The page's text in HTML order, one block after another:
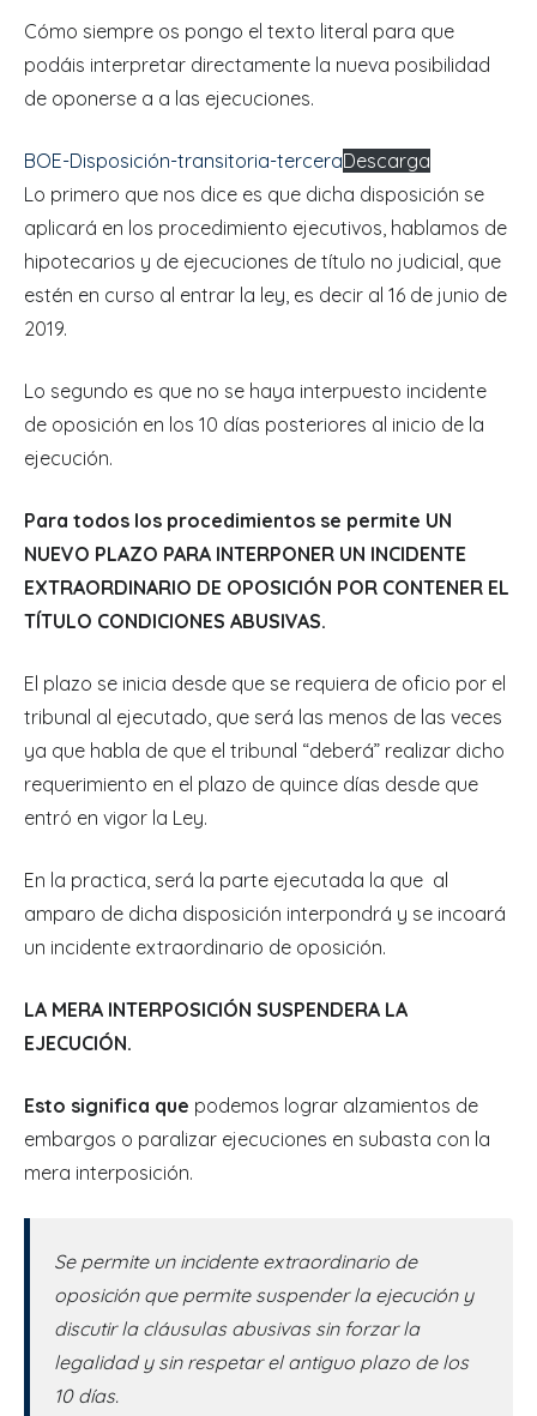
Cómo siempre os pongo el texto literal para que
podáis interpretar directamente la nueva posibilidad
de oponerse a a las ejecuciones.
BOE-Disposición-transitoria-terceraDescarga
Lo primero que nos dice es que dicha disposición se
aplicará en los procedimiento ejecutivos, hablamos de
hipotecarios y de ejecuciones de título no judicial, que
estén en curso al entrar la ley, es decir al 16 de junio de
2019.
Lo segundo es que no se haya interpuesto incidente
de oposición en los 10 días posteriores al inicio de la
ejecución.
Para todos los procedimientos se permite UN
NUEVO PLAZO PARA INTERPONER UN INCIDENTE
EXTRAORDINARIO DE OPOSICIÓN POR CONTENER EL
TÍTULO CONDICIONES ABUSIVAS.
El plazo se inicia desde que se requiera de oficio por el
tribunal al ejecutado, que será las menos de las veces
ya que habla de que el tribunal “deberá” realizar dicho
requerimiento en el plazo de quince días desde que
entró en vigor la Ley.
En la practica, será la parte ejecutada la que al
amparo de dicha disposición interpondrá y se incoará
un incidente extraordinario de oposición.
LA MERA INTERPOSICIÓN SUSPENDERA LA
EJECUCIÓN.
Esto significa que podemos lograr alzamientos de
embargos o paralizar ejecuciones en subasta con la
mera interposición.
Se permite un incidente extraordinario de
oposición que permite suspender la ejecución y
discutir la cláusulas abusivas sin forzar la
legalidad y sin respetar el antiguo plazo de los
10 días.